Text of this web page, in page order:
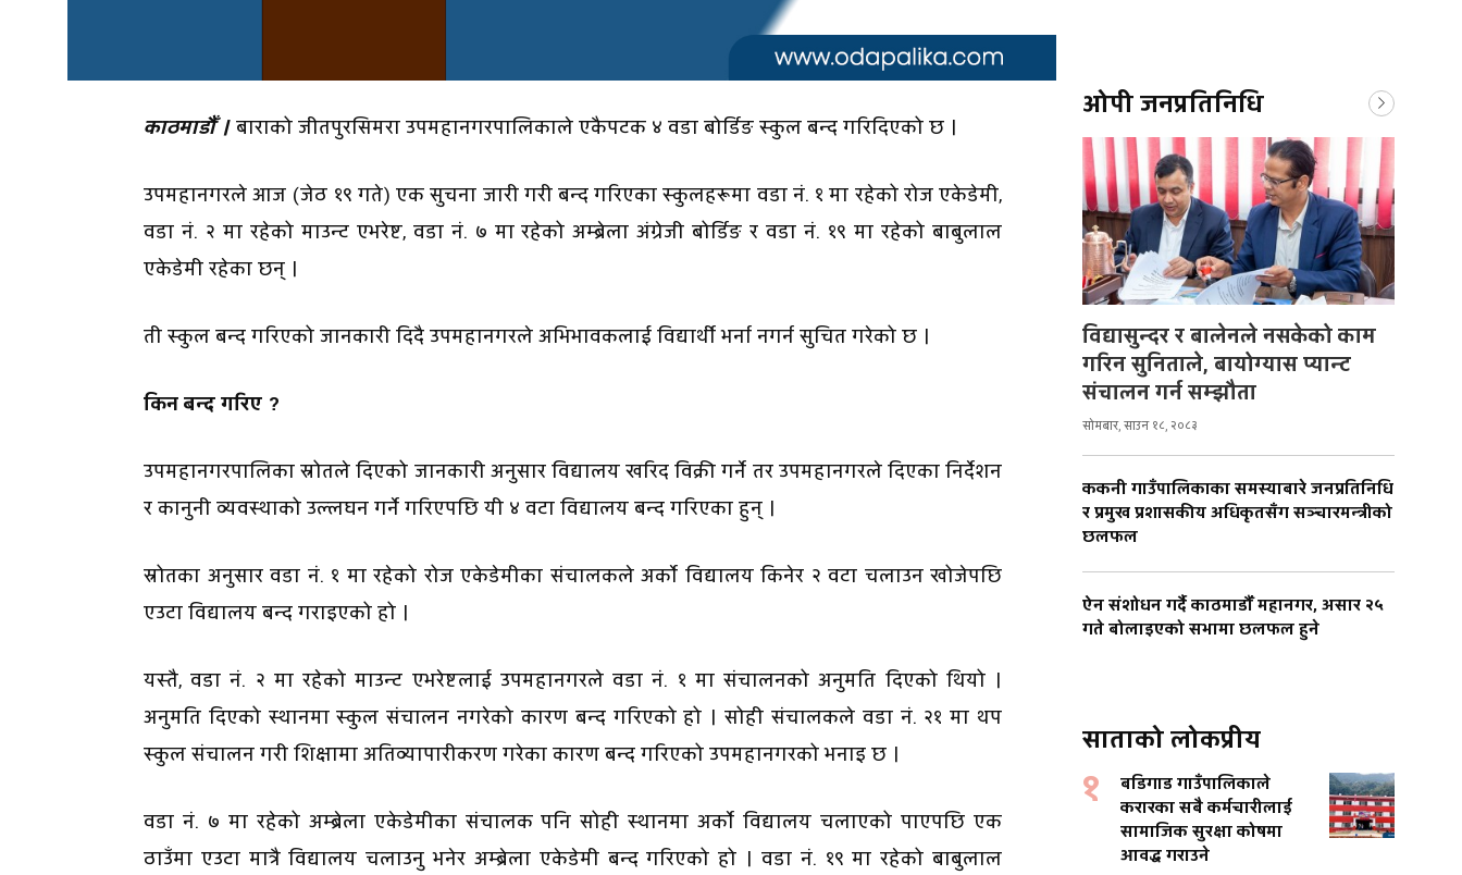
काठमाडौँ । बाराको जीतपुरसिमरा उपमहानगरपालिकाले एकैपटक ४ वडा बोर्डिङ स्कुल बन्द गरिदिएको छ ।
उपमहानगरले आज (जेठ १९ गते) एक सुचना जारी गरी बन्द गरिएका स्कुलहरूमा वडा नं. १ मा रहेको रोज एकेडेमी,
वडा नं. २ मा रहेको माउन्ट एभरेष्ट, वडा नं. ७ मा रहेको अम्ब्रेला अंग्रेजी बोर्डिङ र वडा नं. १९ मा रहेको बाबुलाल
एकेडेमी रहेका छन् ।
ती स्कुल बन्द गरिएको जानकारी दिदै उपमहानगरले अभिभावकलाई विद्यार्थी भर्ना नगर्न सुचित गरेको छ ।
किन बन्द गरिए ?
उपमहानगरपालिका स्रोतले दिएको जानकारी अनुसार विद्यालय खरिद विक्री गर्ने तर उपमहानगरले दिएका निर्देशन
र कानुनी व्यवस्थाको उल्लघन गर्ने गरिएपछि यी ४ वटा विद्यालय बन्द गरिएका हुन् ।
स्रोतका अनुसार वडा नं. १ मा रहेको रोज एकेडेमीका संचालकले अर्काे विद्यालय किनेर २ वटा चलाउन खोजेपछि
एउटा विद्यालय बन्द गराइएको हो ।
यस्तै, वडा नं. २ मा रहेको माउन्ट एभरेष्टलाई उपमहानगरले वडा नं. १ मा संचालनको अनुमति दिएको थियो ।
अनुमति दिएको स्थानमा स्कुल संचालन नगरेको कारण बन्द गरिएको हो । सोही संचालकले वडा नं. २१ मा थप
स्कुल संचालन गरी शिक्षामा अतिव्यापारीकरण गरेका कारण बन्द गरिएको उपमहानगरको भनाइ छ ।
वडा नं. ७ मा रहेको अम्ब्रेला एकेडेमीका संचालक पनि सोही स्थानमा अर्काे विद्यालय चलाएको पाएपछि एक
ठाउँमा एउटा मात्रै विद्यालय चलाउनु भनेर अम्ब्रेला एकेडेमी बन्द गरिएको हो । वडा नं. १९ मा रहेको बाबुलाल
ओपी जनप्रतिनिधि
विद्यासुन्दर र बालेनले नसकेको काम
गरिन सुनिताले, बायोग्यास प्यान्ट
संचालन गर्न सम्झौता
सोमबार, साउन १८, २०८३
ककनी गाउँपालिकाका समस्याबारे जनप्रतिनिधि
र प्रमुख प्रशासकीय अधिकृतसँग सञ्चारमन्त्रीको
छलफल
ऐन संशोधन गर्दै काठमाडौँ महानगर, असार २५
गते बोलाइएको सभामा छलफल हुने
साताको लोकप्रीय
१
बडिगाड गाउँपालिकाले
करारका सबै कर्मचारीलाई
सामाजिक सुरक्षा कोषमा
आवद्ध गराउने